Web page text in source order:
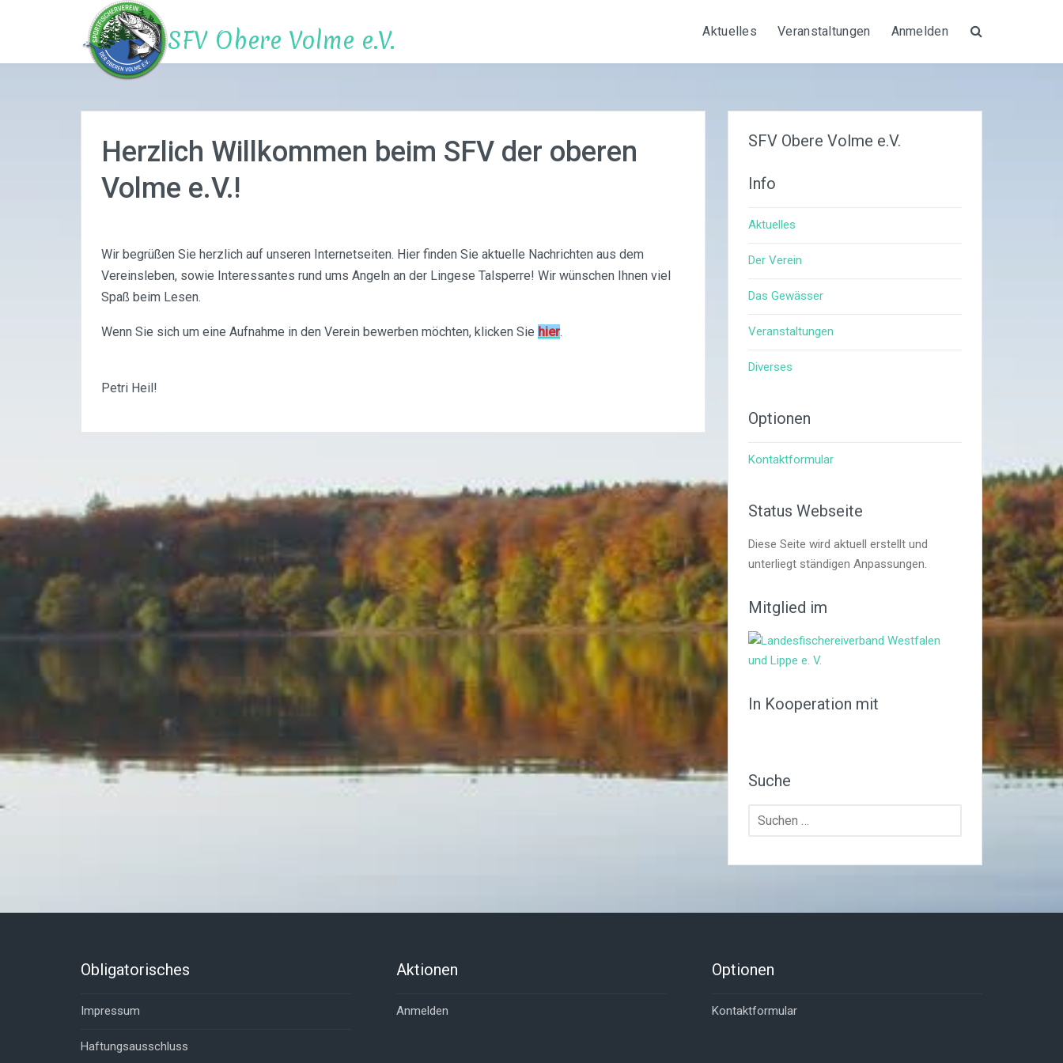
SFV Obere Volme e.V. Aktuelles Veranstaltungen Anmelden
Herzlich Willkommen beim SFV der oberen
Volme e.V.!
Wir begrüßen Sie herzlich auf unseren Internetseiten. Hier finden Sie aktuelle Nachrichten aus dem
Vereinsleben, sowie Interessantes rund ums Angeln an der Lingese Talsperre! Wir wünschen Ihnen viel
Spaß beim Lesen.
Wenn Sie sich um eine Aufnahme in den Verein bewerben möchten, klicken Sie hier.
Petri Heil!
SFV Obere Volme e.V.
Info
Aktuelles
Der Verein
Das Gewässer
Veranstaltungen
Diverses
Optionen
Kontaktformular
Status Webseite
Diese Seite wird aktuell erstellt und
unterliegt ständigen Anpassungen.
Mitglied im
In Kooperation mit
Suche
Suchen
Obligatorisches
Impressum
Haftungsausschluss
Aktionen
Anmelden
Optionen
Kontaktformular